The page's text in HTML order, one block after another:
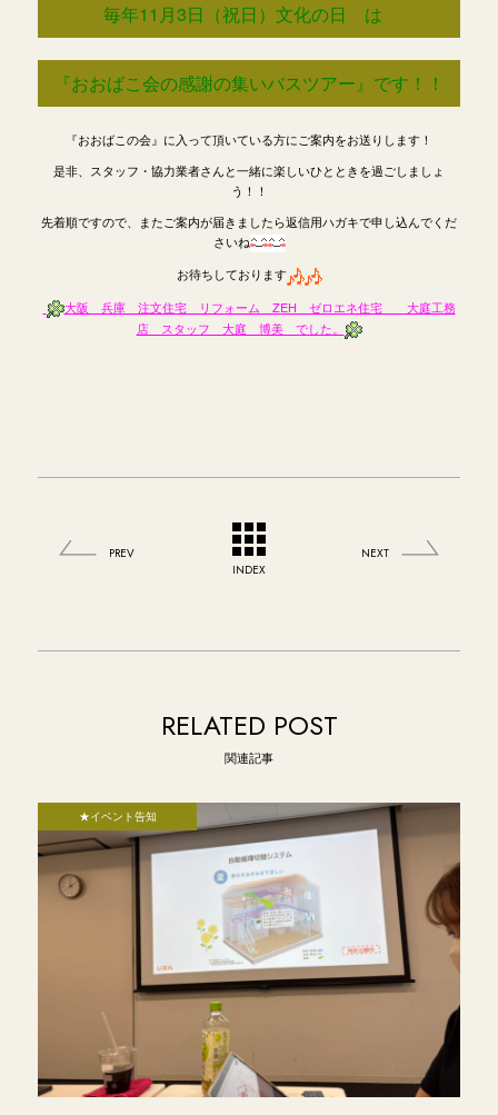
毎年11月3日（祝日）文化の日 は
『おおばこ会の感謝の集いバスツアー』です！！
『おおばこの会』に入って頂いている方にご案内をお送りします！
是非、スタッフ・協力業者さんと一緒に楽しいひとときを過ごしましょ
う！！
先着順ですので、またご案内が届きましたら返信用ハガキで申し込んでくだ
さいね
お待ちしております
大阪 兵庫 注文住宅 リフォーム ZEH ゼロエネ住宅 大庭工務
店 スタッフ 大庭 博美 でした。
PREV
INDEX
NEXT
RELATED POST
関連記事
★イベント告知